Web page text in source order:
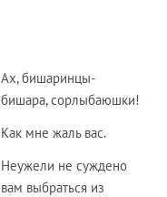
Ах, бишаринцы-
бишара, сорлыбаюшки!
Как мне жаль вас.
Неужели не суждено
вам выбраться из